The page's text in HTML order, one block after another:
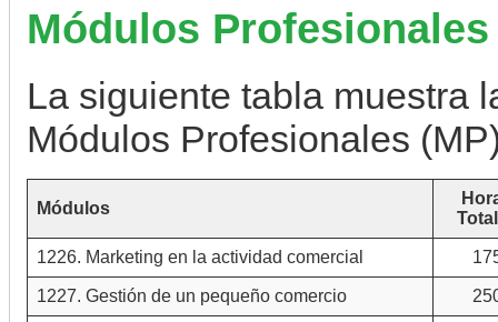
Módulos Profesionales
La siguiente tabla muestra
Módulos Profesionales
Módulos
1226. Marketing en la actividad comercial
1227. Gestión de un pequeño comercio